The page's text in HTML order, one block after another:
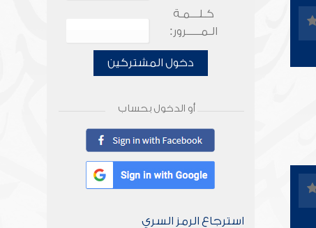
كـلـــمـة
الـمـــــرور:
دخول المشتركين
أو الدخول بحساب
استرجاع الرمز السري